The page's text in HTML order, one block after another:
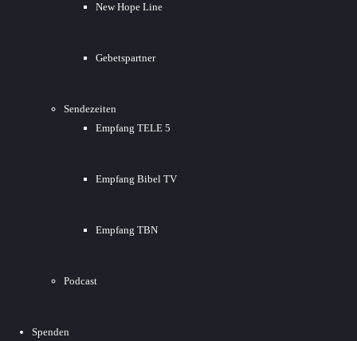
New Hope Line
Gebetspartner
Sendezeiten
Empfang TELE 5
Empfang Bibel TV
Empfang TBN
Podcast
Spenden